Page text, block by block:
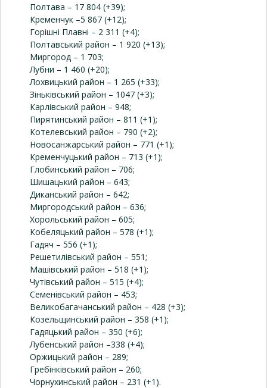
Полтава – 17 804 (+39);
Кременчук –5 867 (+12);
Горішні Плавні – 2 311 (+4);
Полтавський район – 1 920 (+13);
Миргород – 1 703;
Лубни – 1 460 (+20);
Лохвицький район – 1 265 (+33);
Зіньківський район – 1047 (+3);
Карлівський район – 948;
Пирятинський район – 811 (+1);
Котелевський район – 790 (+2);
Новосанжарський район – 771 (+1);
Кременчуцький район – 713 (+1);
Глобинський район – 706;
Шишацький район – 643;
Диканський район – 642;
Миргородський район – 636;
Хорольський район – 605;
Кобеляцький район – 578 (+1);
Гадяч – 556 (+1);
Решетилівський район – 551;
Машівський район – 518 (+1);
Чутівський район – 515 (+4);
Семенівський район – 453;
Великобагачанський район – 428 (+3);
Козельщинський район – 358 (+1);
Гадяцький район – 350 (+6);
Лубенський район –338 (+4);
Оржицький район – 289;
Гребінківський район – 260;
Чорнухинський район – 231 (+1).